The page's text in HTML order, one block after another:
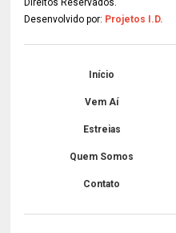
Direitos Reservados.
Desenvolvido por: Projetos I.D.
Início
Vem Aí
Estreias
Quem Somos
Contato